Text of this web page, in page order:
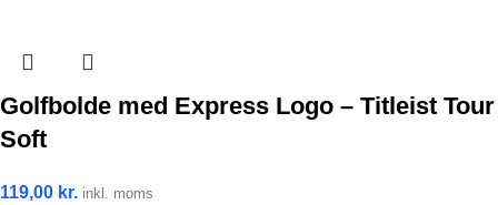
Golfbolde med Express Logo – Titleist Tour
Soft
119,00 kr. inkl. moms